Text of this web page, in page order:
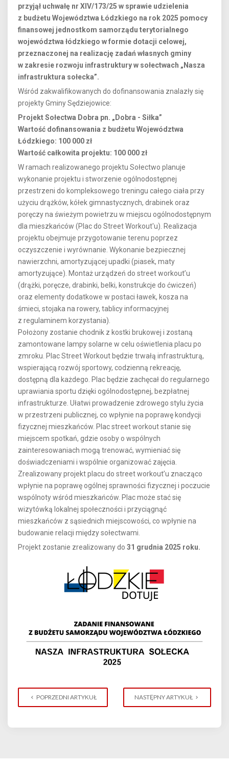
przyjął uchwałę nr XIV/173/25 w sprawie udzielenia
z budżetu Województwa Łódzkiego na rok 2025 pomocy
finansowej jednostkom samorządu terytorialnego
województwa łódzkiego w formie dotacji celowej,
przeznaczonej na realizację zadań własnych gminy
w zakresie rozwoju infrastruktury w sołectwach „Nasza
infrastruktura sołecka”.
Wśród zakwalifikowanych do dofinansowania znalazły się
projekty Gminy Sędziejowice:
Projekt Sołectwa Dobra pn. „Dobra - Siłka”
Wartość dofinansowania z budżetu Województwa
Łódzkiego: 100 000 zł
Wartość całkowita projektu: 100 000 zł
W ramach realizowanego projektu Sołectwo planuje
wykonanie projektu i stworzenie ogólnodostępnej
przestrzeni do kompleksowego treningu całego ciała przy
użyciu drążków, kółek gimnastycznych, drabinek oraz
poręczy na świeżym powietrzu w miejscu ogólnodostępnym
dla mieszkańców (Plac do Street Workout'u). Realizacja
projektu obejmuje przygotowanie terenu poprzez
oczyszczenie i wyrównanie. Wykonanie bezpiecznej
nawierzchni, amortyzującej upadki (piasek, maty
amortyzujące). Montaż urządzeń do street workout’u
(drążki, poręcze, drabinki, belki, konstrukcje do ćwiczeń)
oraz elementy dodatkowe w postaci ławek, kosza na
śmieci, stojaka na rowery, tablicy informacyjnej
z regulaminem korzystania).
Położony zostanie chodnik z kostki brukowej i zostaną
zamontowane lampy solarne w celu oświetlenia placu po
zmroku. Plac Street Workout będzie trwałą infrastrukturą,
wspierającą rozwój sportowy, codzienną rekreację,
dostępną dla każdego. Plac będzie zachęcał do regularnego
uprawiania sportu dzięki ogólnodostępnej, bezpłatnej
infrastrukturze. Ułatwi prowadzenie zdrowego stylu życia
w przestrzeni publicznej, co wpłynie na poprawę kondycji
fizycznej mieszkańców. Plac street workout stanie się
miejscem spotkań, gdzie osoby o wspólnych
zainteresowaniach mogą trenować, wymieniać się
doświadczeniami i wspólnie organizować zajęcia.
Zrealizowany projekt placu do street workout’u znacząco
wpłynie na poprawę ogólnej sprawności fizycznej i poczucie
wspólnoty wśród mieszkańców. Plac może stać się
wizytówką lokalnej społeczności i przyciągnąć
mieszkańców z sąsiednich miejscowości, co wpłynie na
budowanie relacji między sołectwami.
Projekt zostanie zrealizowany do 31 grudnia 2025 roku.
POPRZEDNI ARTYKUŁ NASTĘPNY ARTYKUŁ